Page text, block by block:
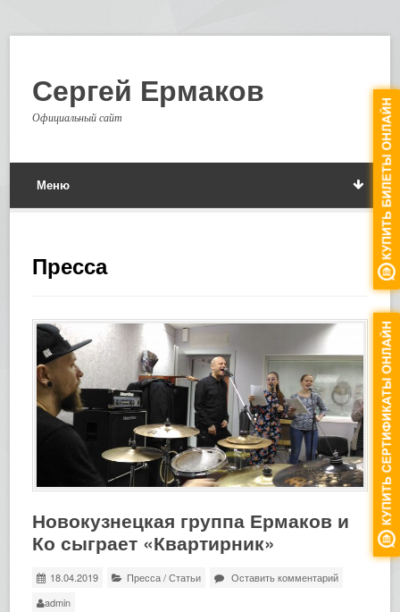
Сергей Ермаков
Официальный сайт
Меню
Пресса
Новокузнецкая группа Ермаков и
Ко сыграет «Квартирник»
18.04.2019 Пресса/Статьи
Оставить комментарий
admin